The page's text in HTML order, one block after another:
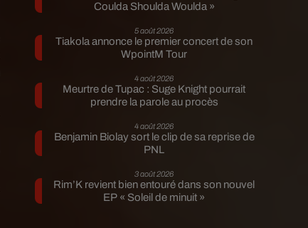
Coulda Shoulda Woulda »
5 août 2026
Tiakola annonce le premier concert de son
WpointM Tour
4 août 2026
Meurtre de Tupac : Suge Knight pourrait
prendre la parole au procès
4 août 2026
Benjamin Biolay sort le clip de sa reprise de
PNL
3 août 2026
Rim’K revient bien entouré dans son nouvel
EP « Soleil de minuit »